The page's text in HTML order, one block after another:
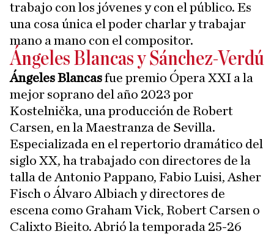
trabajo con los jóvenes y con el público. Es
una cosa única el poder charlar y trabajar
mano a mano con el compositor.
Ángeles Blancas y Sánchez-Verdú
Ángeles Blancasfue premio Ópera XXI a la
mejor soprano del año 2023 por
Kostelnička, una producción de Robert
Carsen, en la Maestranza de Sevilla.
Especializada en el repertorio dramático del
siglo XX, ha trabajado con directores de la
talla de Antonio Pappano, Fabio Luisi, Asher
Fisch o Álvaro Albiach y directores de
escena como Graham Vick, Robert Carsen o
Calixto Bieito. Abrió la temporada 25-26